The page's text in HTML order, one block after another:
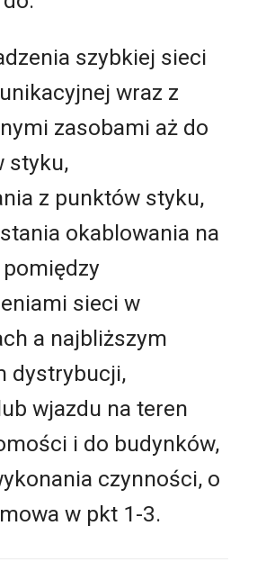
szybkiej sieci
wraz z
zasobami aż do
styku,
z punktów styku,
okablowania na
sieci w
a najbliższym
dystrybucji,
wjazdu na teren
i do budynków,
czynności, o
w pkt 1-3.